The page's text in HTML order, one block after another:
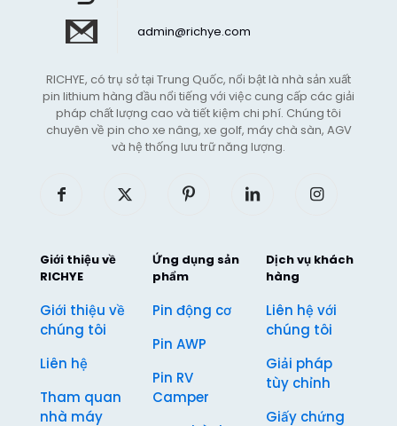
admin@richye.com
RICHYE, có trụ sở tại Trung Quốc, nổi bật là nhà sản xuất
pin lithium hàng đầu nổi tiếng với việc cung cấp các giải
pháp chất lượng cao và tiết kiệm chi phí. Chúng tôi
chuyên về pin cho xe nâng, xe golf, máy chà sàn, AGV
và hệ thống lưu trữ năng lượng.
Giới thiệu về
RICHYE
Giới thiệu về
chúng tôi
Liên hệ
Tham quan
nhà máy
Ứng dụng sản
phẩm
Pin động cơ
Pin AWP
Pin RV
Camper
Dịch vụ khách
hàng
Liên hệ với
chúng tôi
Giải pháp
tùy chỉnh
Giấy chứng